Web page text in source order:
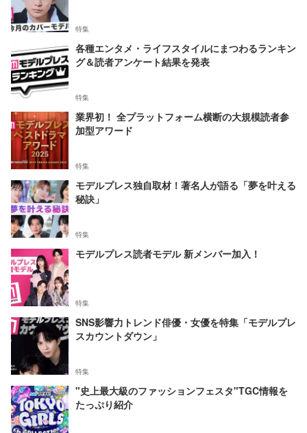
特集
各種エンタメ・ライフスタイルにまつわるランキン
グ＆読者アンケート結果を発表
特集
業界初！ 全プラットフォーム横断の大規模読者参
加型アワード
特集
モデルプレス独自取材！著名人が語る「夢を叶える
秘訣」
特集
モデルプレス読者モデル 新メンバー加入！
特集
SNS影響力トレンド俳優・女優を特集「モデルプレ
スカウントダウン」
特集
"史上最大級のファッションフェスタ"TGC情報を
たっぷり紹介